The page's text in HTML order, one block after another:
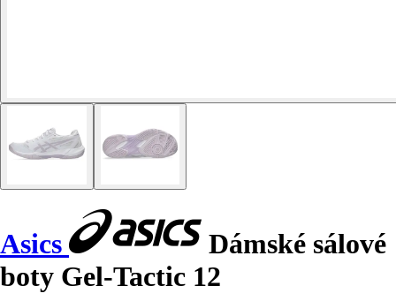
Asics
Dámské sálové
boty Gel-Tactic 12